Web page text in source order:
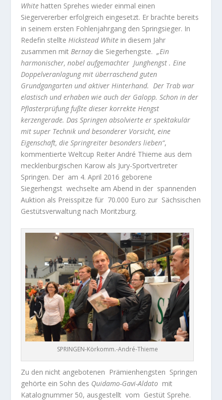
White hatten Sprehes wieder einmal einen
Siegervererber erfolgreich eingesetzt. Er brachte bereits
in seinem ersten Fohlenjahrgang den Springsieger. In
Redefin stellteHickstead White in diesem Jahr
zusammen mitBernaydie Siegerhengste. „Ein
harmonischer, nobel aufgemachter Junghengst . Eine
Doppelveranlagung mit überraschend guten
Grundgangarten und aktiver Hinterhand. Der Trab war
elastisch und erhaben wie auch der Galopp. Schon in der
Pflasterprüfung fußte dieser korrekte Hengst
kerzengerade. Das Springen absolvierte er spektakulär
mit super Technik und besonderer Vorsicht, eine
Eigenschaft, die Springreiter besonders lieben“,
kommentierte Weltcup Reiter André Thieme aus dem
mecklenburgischen Karow als Jury-Sportvertreter
Springen. Der am 4. April 2016 geborene
Siegerhengst wechselte am Abend in der spannenden
Auktion als Preisspitze für 70.000 Euro zur Sächsischen
Gestütsverwaltung nach Moritzburg.
SPRINGEN-Körkomm.-André-Thieme
Zu den nicht angebotenen Prämienhengsten Springen
gehörte ein Sohn des Quidamo-Gavi-Aldato mit
Katalognummer 50, ausgestellt vom Gestüt Sprehe.